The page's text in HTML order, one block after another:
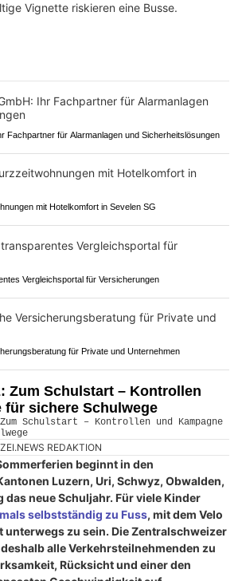
Vignette riskieren eine Busse.
Fachpartner für Alarmanlagen und Sicherheitslösungen
mit Hotelkomfort in Sevelen SG
Vergleichsportal für Versicherungen
für Private und Unternehmen
Zum Schulstart – Kontrollen
für sichere Schulwege
REDAKTION
beginnt in den
Luzern, Uri, Schwyz, Obwalden,
das neue Schuljahr. Für viele Kinder
selbstständig zu Fuss, mit dem Velo
unterwegs zu sein. Die Zentralschweizer
alle Verkehrsteilnehmenden zu
Rücksicht und einer den